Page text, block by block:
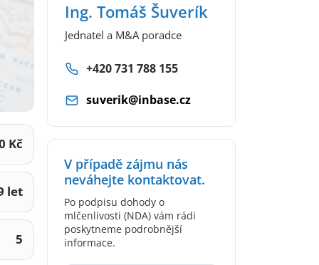
Kč
let
5
Ing. Tomáš Šuverík
Jednatel a M&A poradce
+420 731 788 155
suverik@inbase.cz
V případě zájmu nás
neváhejte kontaktovat.
Po podpisu dohody o
mlčenlivosti (NDA) vám rádi
poskytneme podrobnější
informace.